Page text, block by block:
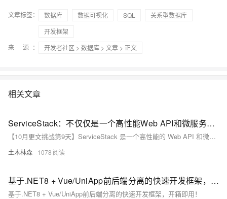
文章标签： 数据库 数据可视化 SQL
关系型数据库
开发框架
来 源：
开发者社区 > 数据库 > 文章 > 正文
相关文章
ServiceStack：不仅仅是一个高性能Web API和微服务框架，更是一站式解决方案——深入解析其多协议支持及简便开发流程，带您体验前所未有的.NET开发效率革命
【10月更文挑战第9天】ServiceStack 是一个高性能的 Web API 和微服务框架，支持 JSON、XML、CSV 等多种数据格式。它简化了 .NET 应用的开发流程，提供了直观的 RESTful 服务构建方式。ServiceStack 支持高并发请求和复杂业务逻辑，安装简单，通过 NuGet 包管理器即可快速集成。示例代码展示了如何创建一个返回当前日期的简单服务，包括定义请求和响应 DTO、实现服务逻辑、配置路由和宿主。ServiceStack 还支持 WebSocket、SignalR 等实时通信协议，具备自动验证、自动过滤器等丰富功能，适合快速搭建高性能、可扩展的服务端应用。
土木林森 1078
基于.NET8 + Vue/UniApp前后端分离的快速开发框架，开箱即用！
基于.NET8 + Vue/UniApp前后端分离的快速开发框架，开箱即用！